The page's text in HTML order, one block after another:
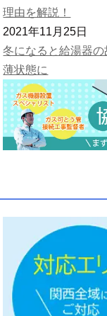
理由を解説！
2021年11月25日
冬になると給湯器
薄状態に